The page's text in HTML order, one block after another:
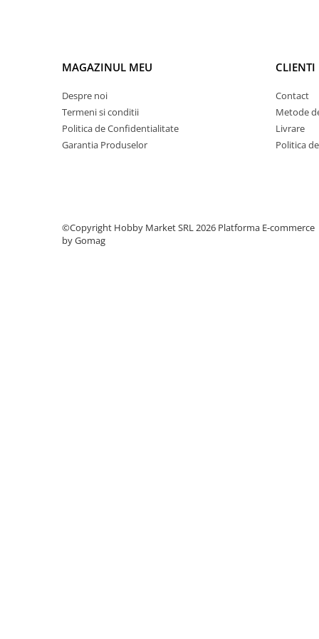
Potentiometre si semireglabile
Intrerupatoare
Smart Home
Accesorii trotinete electrice
MAGAZINUL MEU
Despre noi
Termeni si conditii
Politica de Confidentialitate
Garantia Produselor
CLIENTI
Contact
Metode
Livrare
Politica
©Copyright Hobby Market SRL 2026 Platforma E-commerce
by Gomag